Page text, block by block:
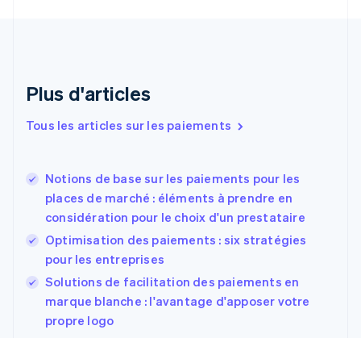
Plus d'articles
Tous les articles sur les paiements
Notions de base sur les paiements pour les
places de marché : éléments à prendre en
considération pour le choix d'un prestataire
Optimisation des paiements : six stratégies
pour les entreprises
Solutions de facilitation des paiements en
marque blanche : l'avantage d'apposer votre
propre logo
English
Espagne
États-Unis
EnglishEspañol简体中文
Finlande
English Svenska
France
FrançaisEnglish
Gibraltar
English
Grèce
English